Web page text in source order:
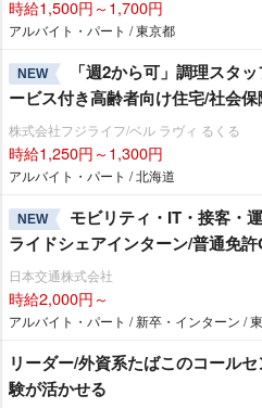
時給1,500円～1,700円
アルバイト・パート / 東京都
NEW
「週2から可」調理スタ
ービス付き高齢者向け住宅/社会
株式会社フジライフ/ベル ラヴィ るくる
時給1,250円～1,300円
アルバイト・パート / 北海道
NEW
モビリティ・IT・接客・
ライドシェアインターン/普通免
日本交通株式会社
時給2,000円～
アルバイト・パート / 新卒・インターン /
リーダー/外資系たばこのコール
験が活かせる